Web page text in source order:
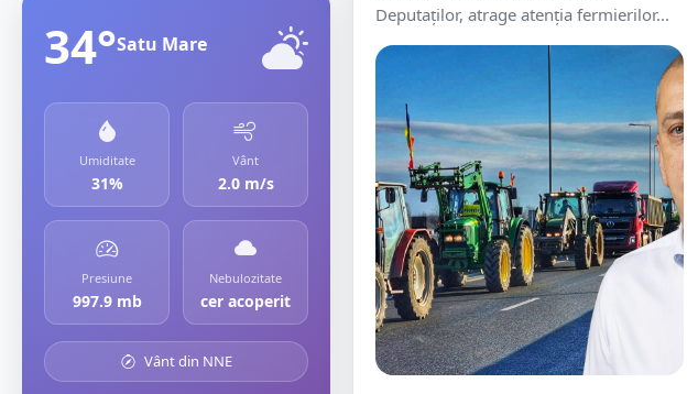
34°Satu Mare
Umiditate
31%
Vânt
2.0 m/s
Presiune
997.9 mb
Nebulozitate
cer acoperit
Vânt din NNE
Deputaților, atrage atenția fermierilor...